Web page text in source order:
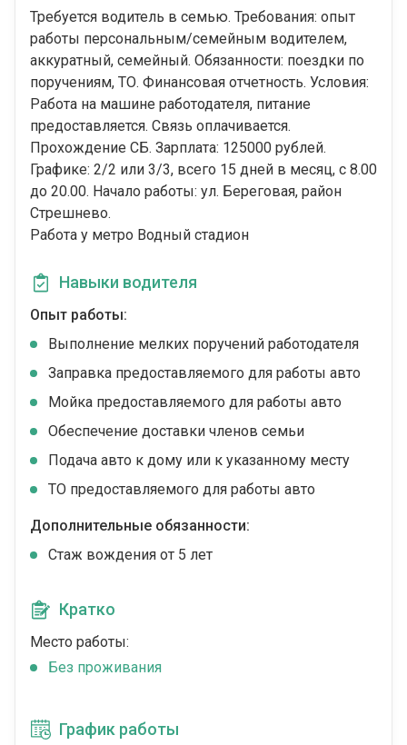
Требуется водитель в семью. Требования: опыт
работы персональным/семейным водителем,
аккуратный, семейный. Обязанности: поездки по
поручениям, ТО. Финансовая отчетность. Условия:
Работа на машине работодателя, питание
предоставляется. Связь оплачивается.
Прохождение СБ. Зарплата: 125000 рублей.
Графике: 2/2 или 3/3, всего 15 дней в месяц, с 8.00
до 20.00. Начало работы: ул. Береговая, район
Стрешнево.
Работа у метро Водный стадион
Навыки водителя
Опыт работы:
Выполнение мелких поручений работодателя
Заправка предоставляемого для работы авто
Мойка предоставляемого для работы авто
Обеспечение доставки членов семьи
Подача авто к дому или к указанному месту
ТО предоставляемого для работы авто
Дополнительные обязанности:
Стаж вождения от 5 лет
Кратко
Место работы:
Без проживания
График работы